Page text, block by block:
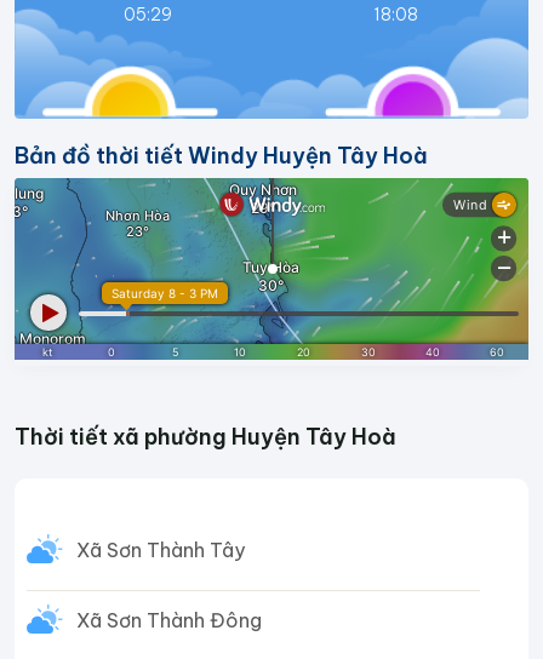
05:29 18:08
Bản đồ thời tiết Windy Huyện Tây Hoà
Thời tiết xã phường Huyện Tây Hoà
Xã Sơn Thành Tây
Xã Sơn Thành Đông